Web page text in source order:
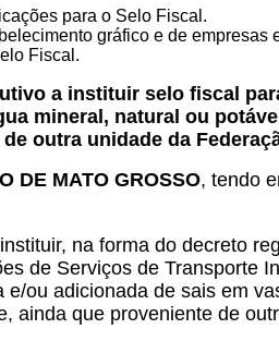
para o Selo Fiscal.
gráfico e de
Fiscal .
a instituir selo fiscal
mineral, natural ou
outra unidade da
DE MATO GROSSO, tendo
na forma do decreto
de Serviços de Transporte
ou adicionada de sais em
ainda que proveniente de